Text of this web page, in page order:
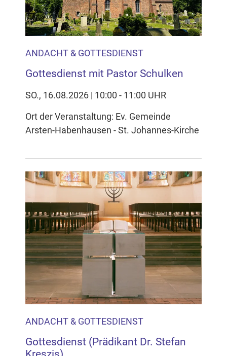
ANDACHT & GOTTESDIENST
Gottesdienst mit Pastor Schulken
SO., 16.08.2026 | 10:00 - 11:00 UHR
Ort der Veranstaltung: Ev. Gemeinde
Arsten-Habenhausen - St. Johannes-Kirche
ANDACHT & GOTTESDIENST
Gottesdienst (Prädikant Dr. Stefan